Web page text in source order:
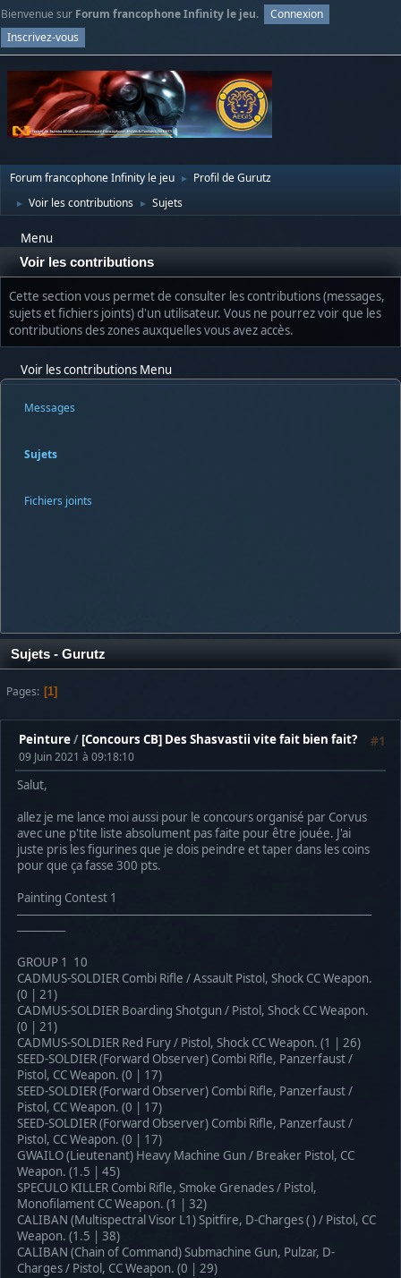
Bienvenue sur Forum francophone Infinity le jeu.
Connexion
Inscrivez-vous
Forum francophone Infinity le jeu ► Profil de Gurutz
► Voir les contributions ► Sujets
Menu
Voir les contributions
Cette section vous permet de consulter les contributions (messages,
sujets et fichiers joints) d'un utilisateur. Vous ne pourrez voir que les
contributions des zones auxquelles vous avez accès.
Voir les contributions Menu
Messages
Sujets
Fichiers joints
Sujets - Gurutz
Pages 1
#1
Peinture/ [Concours CB] Des Shasvastii vite fait bien fait?
09 Juin 2021 à 09:18:10
Salut,
allez je me lance moi aussi pour le concours organisé par Corvus
avec une p'tite liste absolument pas faite pour être jouée. J'ai
juste pris les figurines que je dois peindre et taper dans les coins
pour que ça fasse 300 pts.
Painting Contest 1
────────────────────────────────────────────
──────
GROUP 1 10
CADMUS-SOLDIER Combi Rifle / Assault Pistol, Shock CC Weapon.
(0 | 21)
CADMUS-SOLDIER Boarding Shotgun / Pistol, Shock CC Weapon.
(0 | 21)
CADMUS-SOLDIER Red Fury / Pistol, Shock CC Weapon. (1 | 26)
SEED-SOLDIER (Forward Observer) Combi Rifle, Panzerfaust /
Pistol, CC Weapon. (0 | 17)
SEED-SOLDIER (Forward Observer) Combi Rifle, Panzerfaust /
Pistol, CC Weapon. (0 | 17)
SEED-SOLDIER (Forward Observer) Combi Rifle, Panzerfaust /
Pistol, CC Weapon. (0 | 17)
GWAILO (Lieutenant) Heavy Machine Gun / Breaker Pistol, CC
Weapon. (1.5 | 45)
SPECULO KILLER Combi Rifle, Smoke Grenades / Pistol,
Monofilament CC Weapon. (1 | 32)
CALIBAN (Multispectral Visor L1) Spitfire, D-Charges ( ) / Pistol, CC
Weapon. (1.5 | 38)
CALIBAN (Chain of Command) Submachine Gun, Pulzar, D-
Charges / Pistol, CC Weapon. (0 | 29)